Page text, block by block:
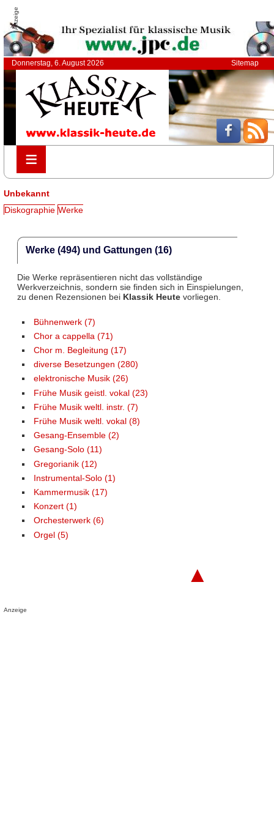
Anzeige
Donnerstag, 6. August 2026 Sitemap
≡
≡
Unbekannt
Diskographie Werke
Werke (494) und Gattungen (16)
Die Werke repräsentieren nicht das vollständige
Werkverzeichnis, sondern sie finden sich in Einspielungen,
zu denen Rezensionen bei Klassik Heutevorliegen.
Bühnenwerk (7)
Chor a cappella (71)
Chor m. Begleitung (17)
diverse Besetzungen (280)
elektronische Musik (26)
Frühe Musik geistl. vokal (23)
Frühe Musik weltl. instr. (7)
Frühe Musik weltl. vokal (8)
Gesang-Ensemble (2)
Gesang-Solo (11)
Gregorianik (12)
Instrumental-Solo (1)
Kammermusik (17)
Konzert (1)
Orchesterwerk (6)
Orgel (5)
▲
Anzeige